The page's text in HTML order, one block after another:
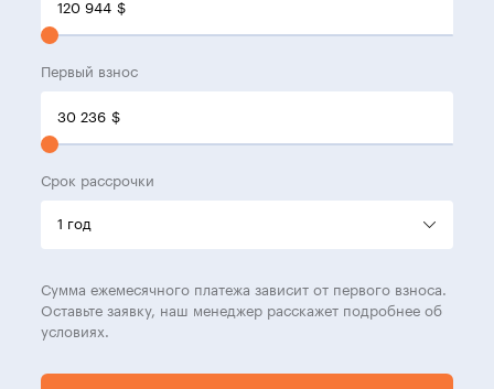
120 944 $
Первый взнос
30 236 $
Срок рассрочки
Сумма ежемесячного платежа зависит от первого взноса.
Оставьте заявку, наш менеджер расскажет подробнее об
условиях.